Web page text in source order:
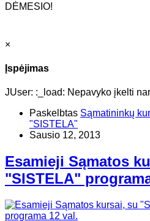
DĖMESIO!
×
Įspėjimas
JUser: :_load: Nepavyko įkelti
Paskelbtas Sąmatininkų
"SISTELA"
Sausio 12, 2013
Esamieji Sąmatos
"SISTELA"